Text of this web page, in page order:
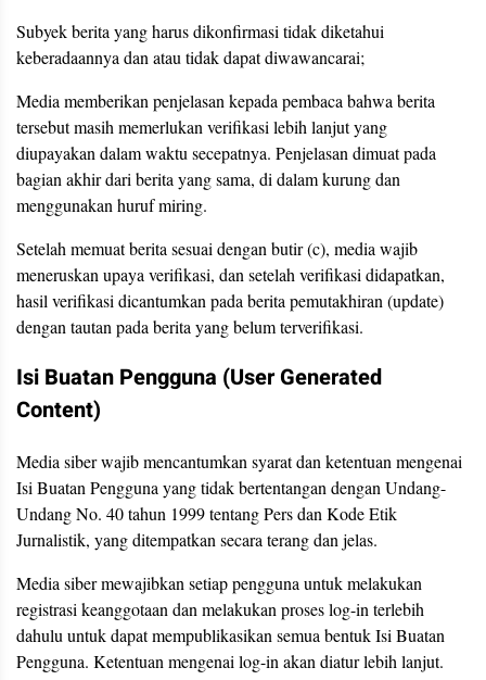
Subyek berita yang harus dikonfirmasi tidak diketahui
keberadaannya dan atau tidak dapat diwawancarai;
Media memberikan penjelasan kepada pembaca bahwa berita
tersebut masih memerlukan verifikasi lebih lanjut yang
diupayakan dalam waktu secepatnya. Penjelasan dimuat pada
bagian akhir dari berita yang sama, di dalam kurung dan
menggunakan huruf miring.
Setelah memuat berita sesuai dengan butir (c), media wajib
meneruskan upaya verifikasi, dan setelah verifikasi didapatkan,
hasil verifikasi dicantumkan pada berita pemutakhiran (update)
dengan tautan pada berita yang belum terverifikasi.
Isi Buatan Pengguna (User Generated
Content)
Media siber wajib mencantumkan syarat dan ketentuan mengenai
Isi Buatan Pengguna yang tidak bertentangan dengan Undang-
Undang No. 40 tahun 1999 tentang Pers dan Kode Etik
Jurnalistik, yang ditempatkan secara terang dan jelas.
Media siber mewajibkan setiap pengguna untuk melakukan
registrasi keanggotaan dan melakukan proses log-in terlebih
dahulu untuk dapat mempublikasikan semua bentuk Isi Buatan
Pengguna. Ketentuan mengenai log-in akan diatur lebih lanjut.